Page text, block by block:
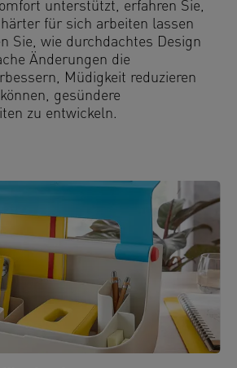
unterstützt, erfahren Sie,
für sich arbeiten lassen
Sie, wie durchdachtes Design
Änderungen die
Müdigkeit reduzieren
gesündere
zu entwickeln.